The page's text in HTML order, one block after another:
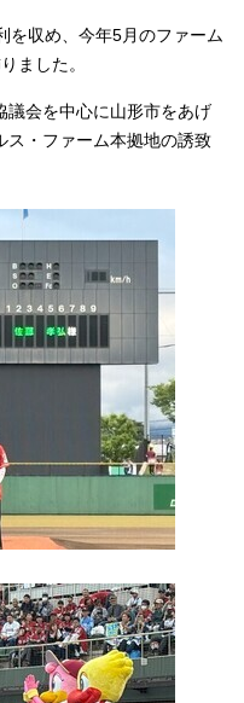
を収め、今年5月のファーム
ました。
議会を中心に山形市をあげ
ス・ファーム本拠地の誘致